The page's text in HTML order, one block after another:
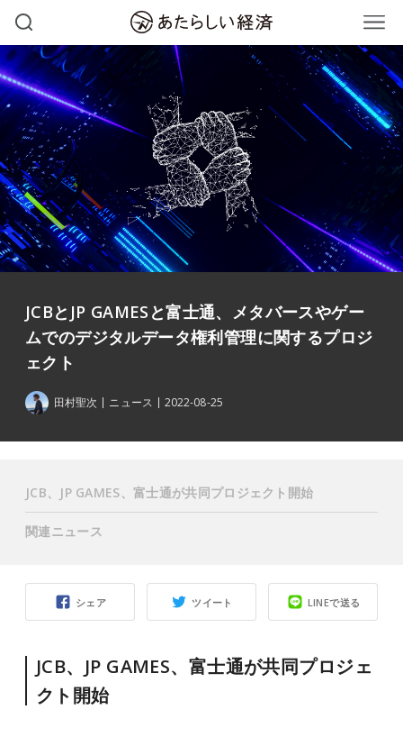
JCBとJP GAMESと富士通、メタバースやゲー
ムでのデジタルデータ権利管理に関するプロジ
ェクト
田村聖次 ニュース 2022-08-25
シェア ツイート LINEで送る
JCB、JP GAMES、富士通が共同プロジェ
クト開始
JCB、JP GAMES、富士通が共同プロジェクト開始
関連ニュース